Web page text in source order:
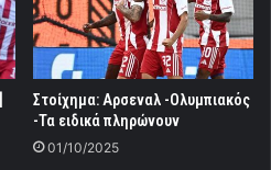
Στοίχημα: Αρσεναλ -Ολυμπιακός
-Τα ειδικά πληρώνουν
01/10/2025